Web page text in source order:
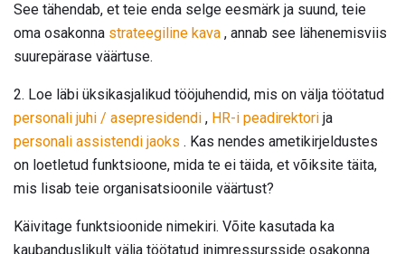
See tähendab, et teie enda selge eesmärk ja suund, teie
oma osakonna strateegiline kava , annab see lähenemisviis
suurepärase väärtuse.
2. Loe läbi üksikasjalikud tööjuhendid, mis on välja töötatud
personali juhi / asepresidendi , HR-i peadirektori ja
personali assistendi jaoks . Kas nendes ametikirjeldustes
on loetletud funktsioone, mida te ei täida, et võiksite täita,
mis lisab teie organisatsioonile väärtust?
Käivitage funktsioonide nimekiri. Võite kasutada ka
kaubanduslikult välja töötatud inimressursside osakonna